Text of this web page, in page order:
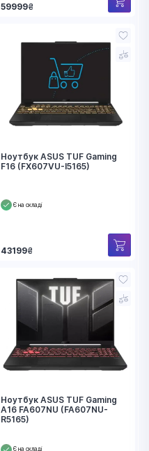
59999₴
Ноутбук ASUS TUF Gaming
F16 (FX607VU-I5165)
Є на складі
43199₴
Ноутбук ASUS TUF Gaming
A16 FA607NU (FA607NU-
R5165)
Є на складі